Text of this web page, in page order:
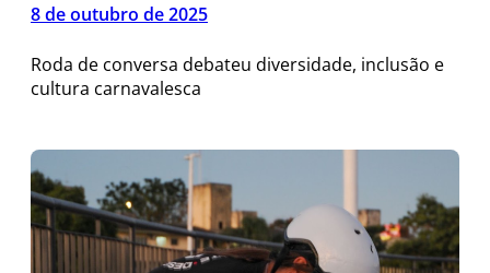
8 de outubro de 2025
Roda de conversa debateu diversidade, inclusão e
cultura carnavalesca